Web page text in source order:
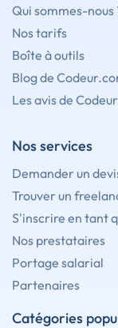
Qui sommes-nous
Nos tarifs
Boîte à outils
Blog de
Les avis de
Nos services
Demander un
Trouver un
S'inscrire en tant
Nos prestataires
Portage salarial
Partenaires
Catégories